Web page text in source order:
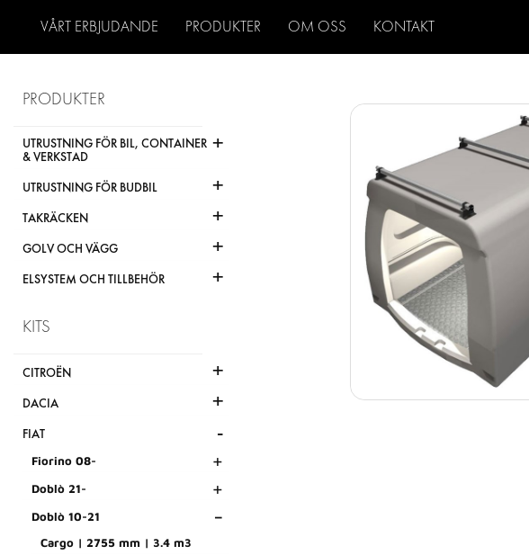
VÅRT ERBJUDANDE PRODUKTER OM OSS KONTAKT
PRODUKTER
UTRUSTNING FÖR BIL, CONTAINER
& VERKSTAD
+
UTRUSTNING FÖR BUDBIL +
TAKRÄCKEN +
GOLV OCH VÄGG +
ELSYSTEM OCH TILLBEHÖR +
KITS
CITROËN +
DACIA +
FIAT -
Fiorino 08- +
Doblò 21- +
Doblò 10-21 -
Cargo | 2755 mm | 3.4 m3